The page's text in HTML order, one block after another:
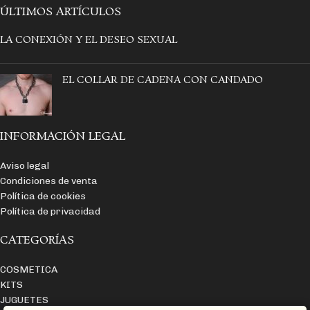
El set incluye, Esposas para
muñecas + accesorio para cuello y
perfecta para el BDSM, calidad y
resistencia aptas para cualquier
juego!
Usa estas esposas junto a otros
accesorios de la colección, FETISH
SUBMISIVE.
100% Ajustable.
ÚLTIMOS ARTÍCULOS
LA CONEXIÓN Y EL DESEO SEXUAL
EL COLLAR DE CADENA CON CANDADO
INFORMACIÓN LEGAL
Aviso legal
Condiciones de venta
Política de cookies
Política de privacidad
CATEGORÍAS
COSMETICA
KITS
JUGUETES